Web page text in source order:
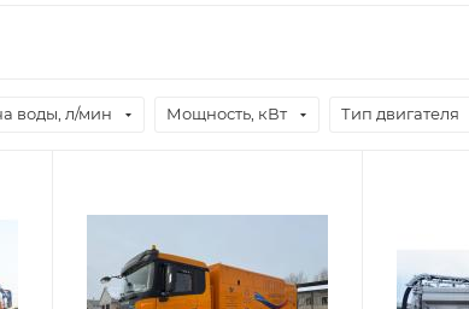
воды, л/мин Мощность, кВт Тип двигателя